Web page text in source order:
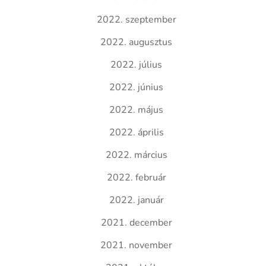
2022. szeptember
2022. augusztus
2022. július
2022. június
2022. május
2022. április
2022. március
2022. február
2022. január
2021. december
2021. november